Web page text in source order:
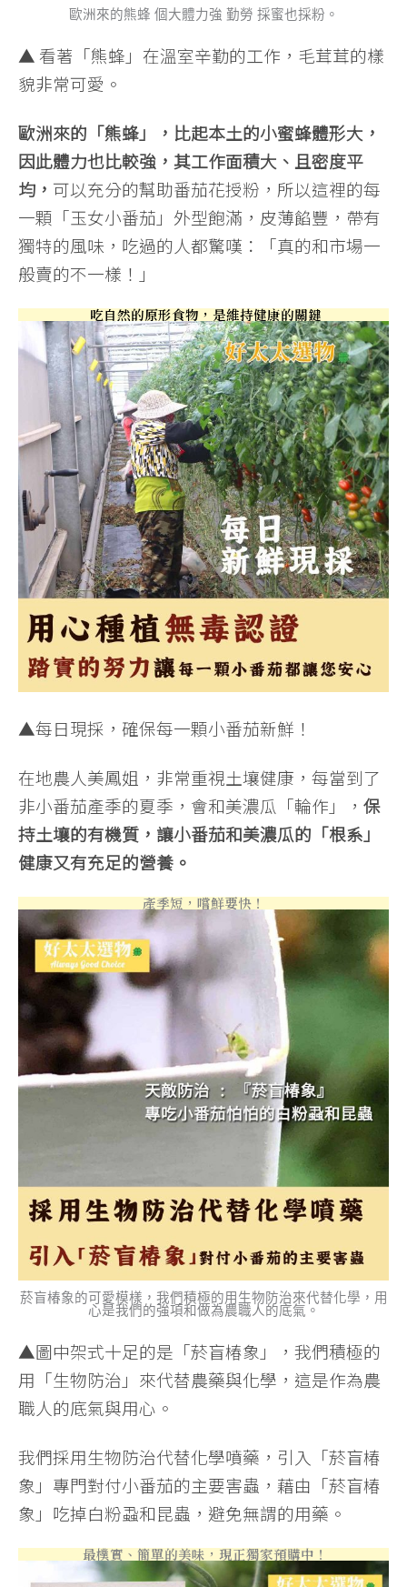
歐洲來的熊蜂 個大體力強 勤勞 採蜜也採粉。
▲ 看著「熊蜂」在溫室辛勤的工作，毛茸茸的樣
貌非常可愛。
歐洲來的「熊蜂」，比起本土的小蜜蜂體形大，
因此體力也比較強，其工作面積大、且密度平
均， 可以充分的幫助番茄花授粉，所以這裡的每
一顆「玉女小番茄」外型飽滿，皮薄餡豐，帶有
獨特的風味，吃過的人都驚嘆：「真的和市場一
般賣的不一樣！」
吃自然的原形食物，是維持健康的關鍵
▲每日現採，確保每一顆小番茄新鮮！
在地農人美鳳姐，非常重視土壤健康，每當到了
非小番茄產季的夏季，會和美濃瓜「輪作」， 保
持土壤的有機質，讓小番茄和美濃瓜的「根系」
健康又有充足的營養。
產季短，嚐鮮要快！
菸盲椿象的可愛模樣，我們積極的用生物防治來代替化學，用
心是我們的強項和做為農職人的底氣。
▲圖中架式十足的是「菸盲椿象」，我們積極的
用「生物防治」來代替農藥與化學，這是作為農
職人的底氣與用心。
我們採用生物防治代替化學噴藥，引入「菸盲椿
象」專門對付小番茄的主要害蟲，藉由「菸盲椿
象」吃掉白粉蝨和昆蟲，避免無謂的用藥。
最樸實、簡單的美味，現正獨家預購中！